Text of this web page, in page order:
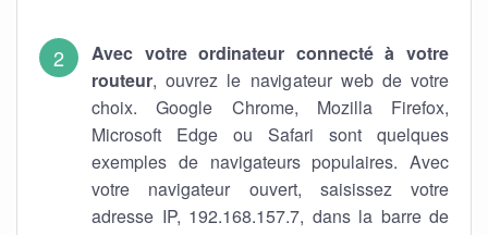
Avec votre ordinateur connecté à votre
routeur, ouvrez le navigateur web de votre
choix. Google Chrome, Mozilla Firefox,
Microsoft Edge ou Safari sont quelques
exemples de navigateurs populaires. Avec
votre navigateur ouvert, saisissez votre
adresse IP, 192.168.157.7, dans la barre de